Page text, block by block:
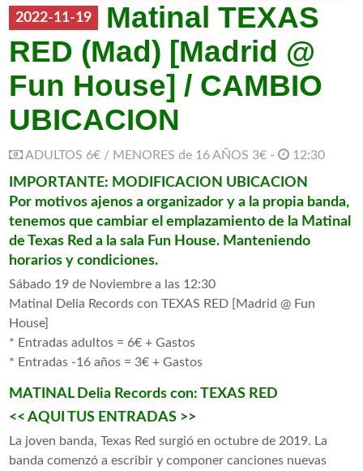
2022-11-19
Matinal TEXAS
RED (Mad) [Madrid @
Fun House] / CAMBIO
UBICACION
ADULTOS 6€ / MENORES de 16 AÑOS 3€ - 12:30
IMPORTANTE: MODIFICACION UBICACION
Por motivos ajenos a organizador y a la propia banda,
tenemos que cambiar el emplazamiento de la Matinal
de Texas Red a la sala Fun House. Manteniendo
horarios y condiciones.
Sábado 19 de Noviembre a las 12:30
Matinal Delia Records con TEXAS RED [Madrid @ Fun
House]
* Entradas adultos = 6€ + Gastos
* Entradas -16 años = 3€ + Gastos
MATINAL Delia Records con: TEXAS RED
<< AQUI TUS ENTRADAS >>
La joven banda, Texas Red surgió en octubre de 2019. La
banda comenzó a escribir y componer canciones nuevas